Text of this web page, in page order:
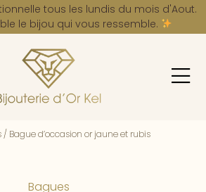
tous les lundis du mois d'Aout.
le bijou qui vous ressemble.
/ Bague d’occasion or jaune et rubis
Bagues